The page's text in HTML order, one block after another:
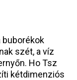
buborékok
szét, a víz
Ho Tsz
kétdimenziós